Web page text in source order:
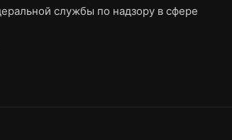
службы по надзору в сфере